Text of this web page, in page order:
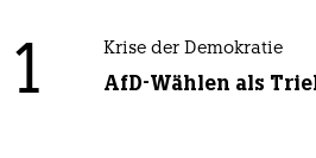
1 Krise der Demokratie
AfD-Wählen als